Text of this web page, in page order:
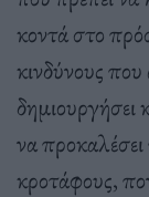
κοντά στο
κινδύνους
να
κροτάφους,